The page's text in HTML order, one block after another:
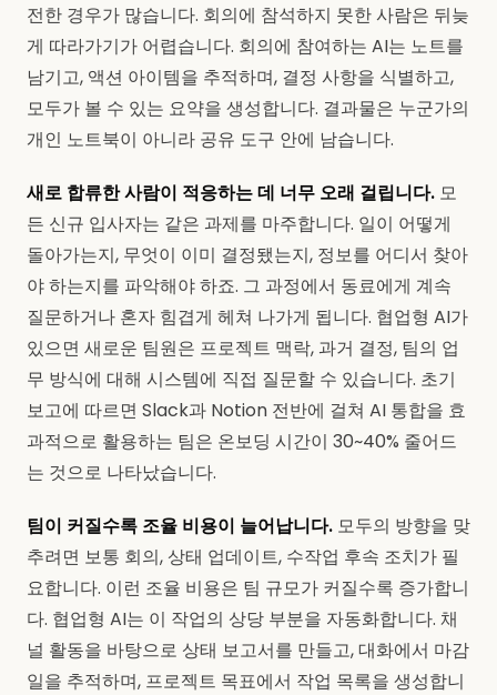
전한 경우가 많습니다. 회의에 참석하지 못한 사람은 뒤늦
게 따라가기가 어렵습니다. 회의에 참여하는 AI는 노트를
남기고, 액션 아이템을 추적하며, 결정 사항을 식별하고,
모두가 볼 수 있는 요약을 생성합니다. 결과물은 누군가의
개인 노트북이 아니라 공유 도구 안에 남습니다.
새로 합류한 사람이 적응하는 데 너무 오래 걸립니다. 모
든 신규 입사자는 같은 과제를 마주합니다. 일이 어떻게
돌아가는지, 무엇이 이미 결정됐는지, 정보를 어디서 찾아
야 하는지를 파악해야 하죠. 그 과정에서 동료에게 계속
질문하거나 혼자 힘겹게 헤쳐 나가게 됩니다. 협업형 AI가
있으면 새로운 팀원은 프로젝트 맥락, 과거 결정, 팀의 업
무 방식에 대해 시스템에 직접 질문할 수 있습니다. 초기
보고에 따르면 Slack과 Notion 전반에 걸쳐 AI 통합을 효
과적으로 활용하는 팀은 온보딩 시간이 30~40% 줄어드
는 것으로 나타났습니다.
팀이 커질수록 조율 비용이 늘어납니다. 모두의 방향을 맞
추려면 보통 회의, 상태 업데이트, 수작업 후속 조치가 필
요합니다. 이런 조율 비용은 팀 규모가 커질수록 증가합니
다. 협업형 AI는 이 작업의 상당 부분을 자동화합니다. 채
널 활동을 바탕으로 상태 보고서를 만들고, 대화에서 마감
일을 추적하며, 프로젝트 목표에서 작업 목록을 생성합니